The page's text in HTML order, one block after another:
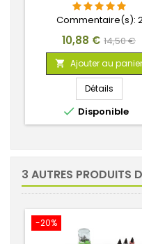
Commentaire(s):
Prix
10,88 € Prix
de
base
14,50 €
 Ajouter au panier
Détails
 Disponible
3 AUTRES PRODUITS
-20%